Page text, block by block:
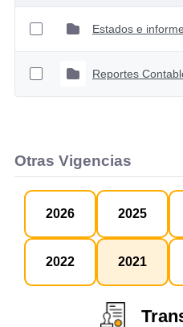
Estados e
Reportes
Otras Vigencias
2026 2025
2022 2021